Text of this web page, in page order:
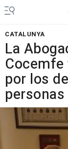
CATALUNYA
La
por los